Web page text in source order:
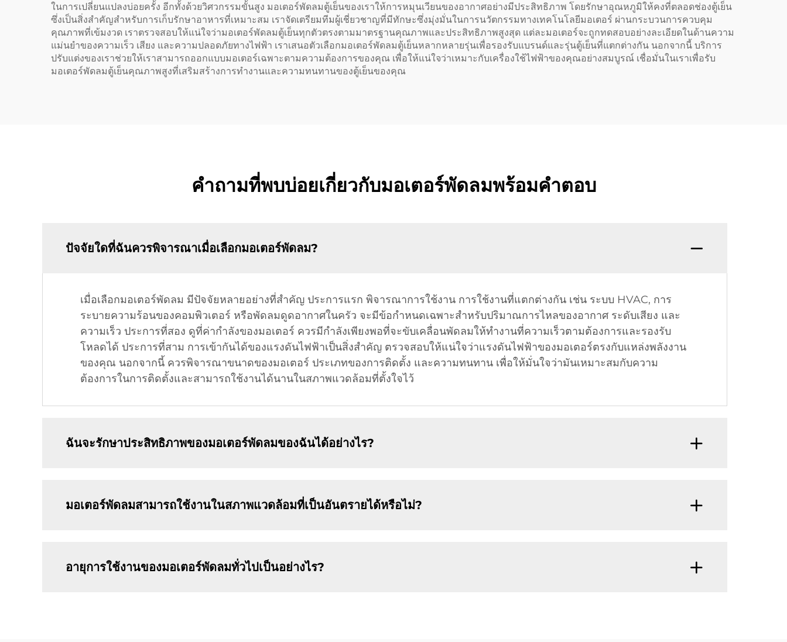
ในการเปลี่ยนแปลงบ่อยครั้ง อีกทั้งด้วยวิศวกรรมขั้นสูง มอเตอร์พัดลมตู้เย็นของเราให้การหมุนเวียนของอากาศอย่างมีประสิทธิภาพ โดยรักษาอุณหภูมิให้คงที่ตลอดช่องตู้เย็น
ซึ่งเป็นสิ่งสำคัญสำหรับการเก็บรักษาอาหารที่เหมาะสม เราจัดเตรียมทีมผู้เชี่ยวชาญที่มีทักษะซึ่งมุ่งมั่นในการนวัตกรรมทางเทคโนโลยีมอเตอร์ ผ่านกระบวนการควบคุม
คุณภาพที่เข้มงวด เราตรวจสอบให้แน่ใจว่ามอเตอร์พัดลมตู้เย็นทุกตัวตรงตามมาตรฐานคุณภาพและประสิทธิภาพสูงสุด แต่ละมอเตอร์จะถูกทดสอบอย่างละเอียดในด้านความ
แม่นยำของความเร็ว เสียง และความปลอดภัยทางไฟฟ้า เราเสนอตัวเลือกมอเตอร์พัดลมตู้เย็นหลากหลายรุ่นเพื่อรองรับแบรนด์และรุ่นตู้เย็นที่แตกต่างกัน นอกจากนี้ บริการ
ปรับแต่งของเราช่วยให้เราสามารถออกแบบมอเตอร์เฉพาะตามความต้องการของคุณ เพื่อให้แน่ใจว่าเหมาะกับเครื่องใช้ไฟฟ้าของคุณอย่างสมบูรณ์ เชื่อมั่นในเราเพื่อรับ
มอเตอร์พัดลมตู้เย็นคุณภาพสูงที่เสริมสร้างการทำงานและความทนทานของตู้เย็นของคุณ
คำถามที่พบบ่อยเกี่ยวกับมอเตอร์พัดลมพร้อมคำตอบ
ปัจจัยใดที่ฉันควรพิจารณาเมื่อเลือกมอเตอร์พัดลม?
เมื่อเลือกมอเตอร์พัดลม มีปัจจัยหลายอย่างที่สำคัญ ประการแรก พิจารณาการใช้งาน การใช้งานที่แตกต่างกัน เช่น ระบบ HVAC, การ
ระบายความร้อนของคอมพิวเตอร์ หรือพัดลมดูดอากาศในครัว จะมีข้อกำหนดเฉพาะสำหรับปริมาณการไหลของอากาศ ระดับเสียง และ
ความเร็ว ประการที่สอง ดูที่ค่ากำลังของมอเตอร์ ควรมีกำลังเพียงพอที่จะขับเคลื่อนพัดลมให้ทำงานที่ความเร็วตามต้องการและรองรับ
โหลดได้ ประการที่สาม การเข้ากันได้ของแรงดันไฟฟ้าเป็นสิ่งสำคัญ ตรวจสอบให้แน่ใจว่าแรงดันไฟฟ้าของมอเตอร์ตรงกับแหล่งพลังงาน
ของคุณ นอกจากนี้ ควรพิจารณาขนาดของมอเตอร์ ประเภทของการติดตั้ง และความทนทาน เพื่อให้มั่นใจว่ามันเหมาะสมกับความ
ต้องการในการติดตั้งและสามารถใช้งานได้นานในสภาพแวดล้อมที่ตั้งใจไว้
ฉันจะรักษาประสิทธิภาพของมอเตอร์พัดลมของฉันได้อย่างไร?
มอเตอร์พัดลมสามารถใช้งานในสภาพแวดล้อมที่เป็นอันตรายได้หรือไม่?
อายุการใช้งานของมอเตอร์พัดลมทั่วไปเป็นอย่างไร?